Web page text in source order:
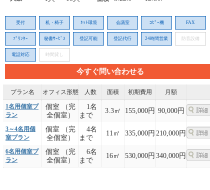
受付 机・椅子 ﾈｯﾄ環境 会議室 ｺﾋﾟｰ機 FAX
ﾌﾟﾘﾝﾀｰ 秘書ｻｰﾋﾞｽ 登記可能 登記代行 24時間営業 防音設備
電話対応 時間貸し
今すぐ問い合わせる
プラン名 オフィス形態 人数 面積 初期費用 月額
1名用個室プ
ラン
個室 （完
全個室）
1名
まで
3.3㎡ 155,000円 90,000円
3～4名用個
室プラン
個室 （完
全個室）
4名
まで
11㎡ 335,000円 210,000円
6名用個室プ
ラン
個室 （完
全個室）
6名
まで
16㎡ 530,000円 340,000円